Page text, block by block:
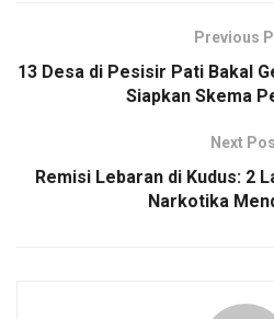
Previous
13 Desa di Pesisir Pati Bakal
Siapkan Skema
Next
Remisi Lebaran di Kudus: 2
Narkotika